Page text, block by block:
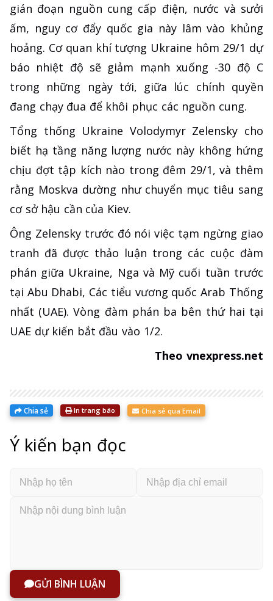
gián đoạn nguồn cung cấp điện, nước và sưởi
ấm, nguy cơ đẩy quốc gia này lâm vào khủng
hoảng. Cơ quan khí tượng Ukraine hôm 29/1 dự
báo nhiệt độ sẽ giảm mạnh xuống -30 độ C
trong những ngày tới, giữa lúc chính quyền
đang chạy đua để khôi phục các nguồn cung.
Tổng thống Ukraine Volodymyr Zelensky cho
biết hạ tầng năng lượng nước này không hứng
chịu đợt tập kích nào trong đêm 29/1, và thêm
rằng Moskva dường như chuyển mục tiêu sang
cơ sở hậu cần của Kiev.
Ông Zelensky trước đó nói việc tạm ngừng giao
tranh đã được thảo luận trong các cuộc đàm
phán giữa Ukraine, Nga và Mỹ cuối tuần trước
tại Abu Dhabi, Các tiểu vương quốc Arab Thống
nhất (UAE). Vòng đàm phán ba bên thứ hai tại
UAE dự kiến bắt đầu vào 1/2.
Theo vnexpress.net
Chia sẻ In trang báo Chia sẻ qua Email
Ý kiến bạn đọc
GỬI BÌNH LUẬN